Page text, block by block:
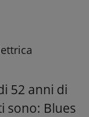
52 anni di
sono: Blues